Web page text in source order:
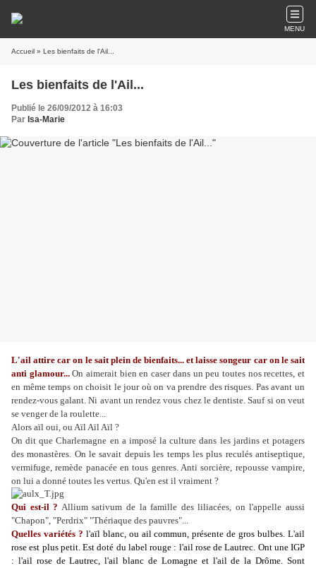
MENU
Accueil » Les bienfaits de l'Ail...
Les bienfaits de l'Ail...
Publié le 26/09/2012 à 16:03
Par Isa-Marie
L'ail attire car on le sait plein de bienfaits... et laisse songeur car on le sait
anti glamour...On aimerait bien en caser dans un peu toutes nos recettes, et
en même temps on choisit le jour où on va prendre des risques. Pas avant un
rendez-vous galant. Ni avant un rendez vous chez le dentiste. Sauf si on veut
se venger de la roulette...
Alors aïl oui, ou Aïl Aïl Aïl ?
On dit que Charlemagne en a imposé la culture dans les jardins et potagers
des monastères. On le savait depuis les temps les plus reculés antiseptique,
vermifuge, remède panacée en tous genres. Anti sorcière, repousse vampire,
on lui a donné toutes les vertus. Qu'en est il vraiment ?
Qui est-il ? Allium sativum de la famille des liliacées, on l'appelle aussi
"Chapon", "Perdrix" "Thériaque des pauvres"...
Quelles variétés ? l'aïl blanc, ou ail commun, présente de gros bulbes. L'ail
rose est plus petit. Est doté du label rouge : l'ail rose de Lautrec. Ont une IGP
: l'ail rose de Lautrec, l'ail blanc de Lomagne et l'ail de la Drôme. Sont